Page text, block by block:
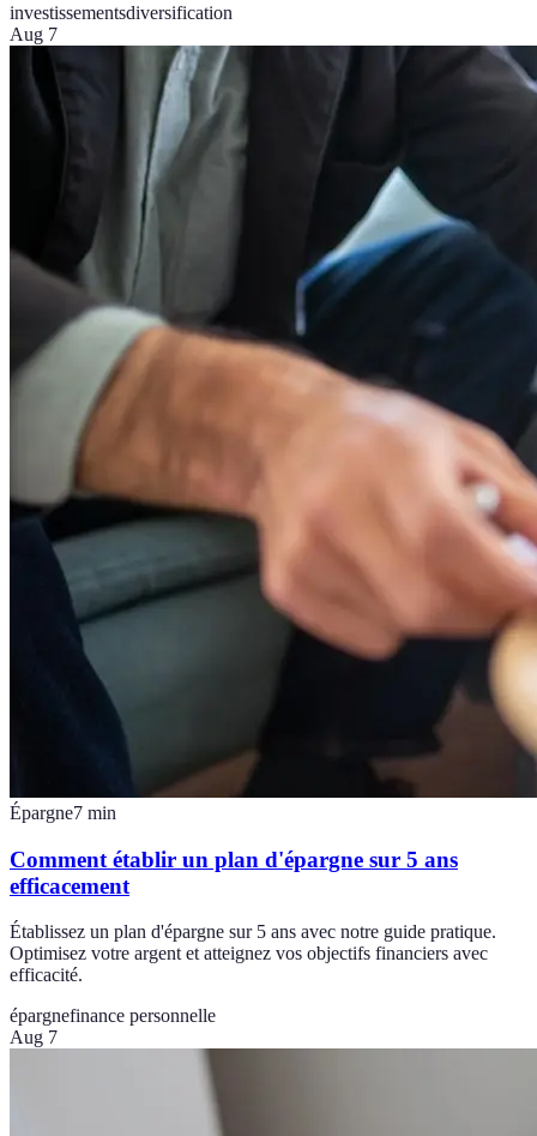
investissementsdiversification
Aug 7
Épargne7 min
Comment établir un plan d'épargne sur 5 ans
efficacement
Établissez un plan d'épargne sur 5 ans avec notre guide pratique.
Optimisez votre argent et atteignez vos objectifs financiers avec
efficacité.
épargnefinance personnelle
Aug 7